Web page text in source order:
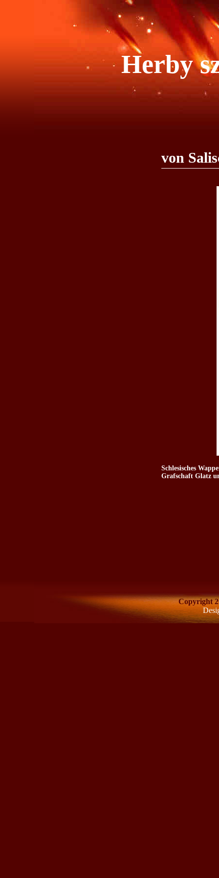
Herby
von
Schlesisches
Grafschaft Glatz
Copyright